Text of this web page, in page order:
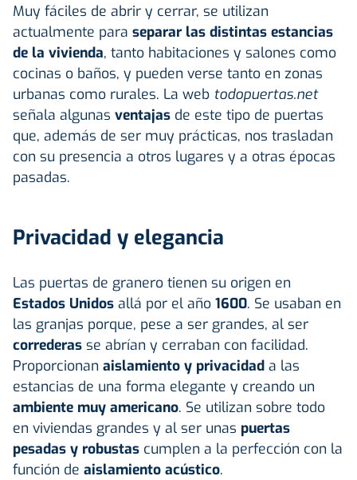
Muy fáciles de abrir y cerrar, se utilizan
actualmente para separar las distintas estancias
de la vivienda, tanto habitaciones y salones como
cocinas o baños, y pueden verse tanto en zonas
urbanas como rurales. La web todopuertas.net
señala algunas ventajas de este tipo de puertas
que, además de ser muy prácticas, nos trasladan
con su presencia a otros lugares y a otras épocas
pasadas.
Privacidad y elegancia
Las puertas de granero tienen su origen en
Estados Unidos allá por el año 1600. Se usaban en
las granjas porque, pese a ser grandes, al ser
correderas se abrían y cerraban con facilidad.
Proporcionan aislamiento y privacidad a las
estancias de una forma elegante y creando un
ambiente muy americano. Se utilizan sobre todo
en viviendas grandes y al ser unas puertas
pesadas y robustas cumplen a la perfección con la
función de aislamiento acústico.